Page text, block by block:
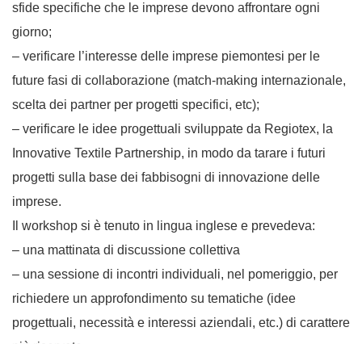
sfide specifiche che le imprese devono affrontare ogni
giorno;
– verificare l’interesse delle imprese piemontesi per le
future fasi di collaborazione (match-making internazionale,
scelta dei partner per progetti specifici, etc);
– verificare le idee progettuali sviluppate da Regiotex, la
Innovative Textile Partnership, in modo da tarare i futuri
progetti sulla base dei fabbisogni di innovazione delle
imprese.
Il workshop si è tenuto in lingua inglese e prevedeva:
– una mattinata di discussione collettiva
– una sessione di incontri individuali, nel pomeriggio, per
richiedere un approfondimento su tematiche (idee
progettuali, necessità e interessi aziendali, etc.) di carattere